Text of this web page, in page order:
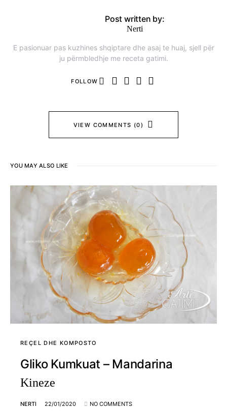
Post written by:
Nerti
E pasionuar pas kuzhines shqiptare dhe asaj te huaj, sjell për
ju përmbledhje me receta gatimi.
FOLLOW
VIEW COMMENTS (0)
YOU MAY ALSO LIKE
REÇEL DHE KOMPOSTO
Gliko Kumkuat – Mandarina
Kineze
NERTI 22/01/2020 NO COMMENTS